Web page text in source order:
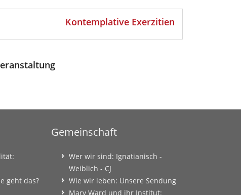
Kontemplative Exerzitien
geht das?
Gemeinschaft
Wer wir sind: Ignatianisch -
Weiblich - CJ
Wie wir leben: Unsere Sendung
Mary Ward und ihr Institut: